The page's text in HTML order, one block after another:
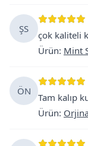
ŞS
çok kaliteli
Ürün: Mint
ÖN
Tam kalıp
Ürün: